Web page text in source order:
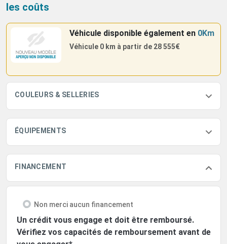
les coûts
Véhicule disponible également en 0Km
Véhicule 0 km à partir de 28 555€
COULEURS & SELLERIES
ÉQUIPEMENTS
FINANCEMENT
Non merci aucun financement
Un crédit vous engage et doit être remboursé.
Vérifiez vos capacités de remboursement avant de